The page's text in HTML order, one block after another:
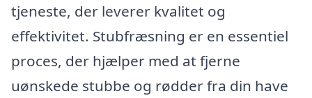
tjeneste, der leverer kvalitet og
effektivitet. Stubfræsning er en essentiel
proces, der hjælper med at fjerne
uønskede stubbe og rødder fra din have